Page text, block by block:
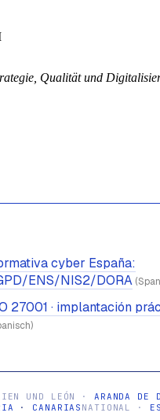
Qualität und
cyber España:
ENS/NIS2/DORA
27001 · implantación
UND LEÓN · ARANDA DE
· CANARIAS NATIONAL ·